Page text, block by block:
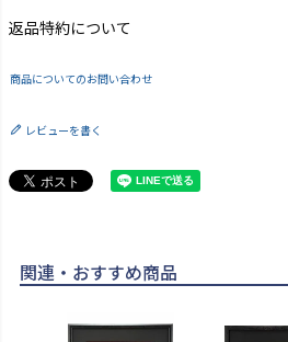
返品特約について
商品についてのお問い合わせ
レビューを書く
関連・おすすめ商品